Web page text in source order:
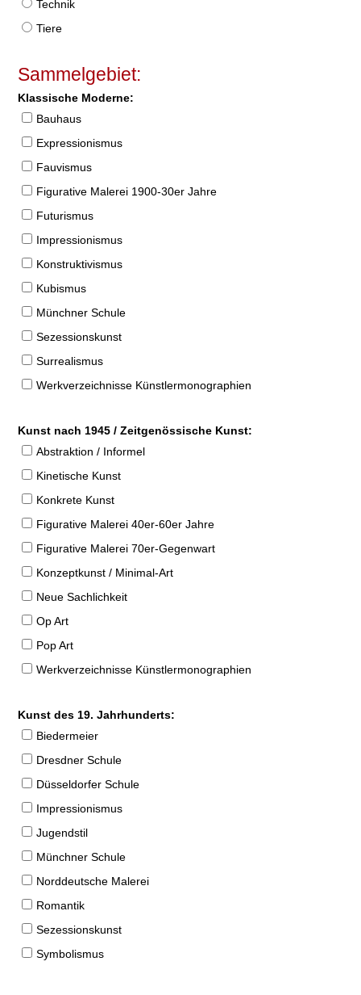
Technik
Tiere
Sammelgebiet:
Klassische Moderne:
Bauhaus
Expressionismus
Fauvismus
Figurative Malerei 1900-30er Jahre
Futurismus
Impressionismus
Konstruktivismus
Kubismus
Münchner Schule
Sezessionskunst
Surrealismus
Werkverzeichnisse Künstlermonographien
Kunst nach 1945 / Zeitgenössische Kunst:
Abstraktion / Informel
Kinetische Kunst
Konkrete Kunst
Figurative Malerei 40er-60er Jahre
Figurative Malerei 70er-Gegenwart
Konzeptkunst / Minimal-Art
Neue Sachlichkeit
Op Art
Pop Art
Werkverzeichnisse Künstlermonographien
Kunst des 19. Jahrhunderts:
Biedermeier
Dresdner Schule
Düsseldorfer Schule
Impressionismus
Jugendstil
Münchner Schule
Norddeutsche Malerei
Romantik
Sezessionskunst
Symbolismus